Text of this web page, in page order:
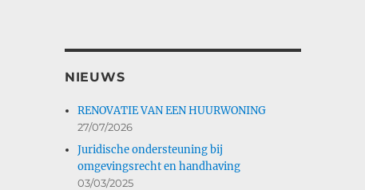
NIEUWS
RENOVATIE VAN EEN HUURWONING
27/07/2026
Juridische ondersteuning bij
omgevingsrecht en handhaving
03/03/2025